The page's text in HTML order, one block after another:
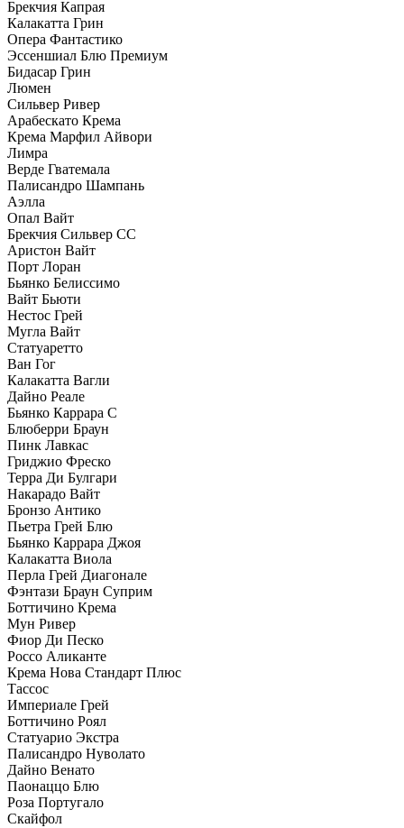
Брекчия Капрая
Калакатта Грин
Опера Фантастико
Эссеншиал Блю Премиум
Бидасар Грин
Люмен
Сильвер Ривер
Арабескато Крема
Крема Марфил Айвори
Лимра
Верде Гватемала
Палисандро Шампань
Аэлла
Опал Вайт
Брекчия Сильвер СС
Аристон Вайт
Порт Лоран
Бьянко Белиссимо
Вайт Бьюти
Нестос Грей
Мугла Вайт
Статуаретто
Ван Гог
Калакатта Вагли
Дайно Реале
Бьянко Каррара С
Блюберри Браун
Пинк Лавкас
Гриджио Фреско
Терра Ди Булгари
Накарадо Вайт
Бронзо Антико
Пьетра Грей Блю
Бьянко Каррара Джоя
Калакатта Виола
Перла Грей Диагонале
Фэнтази Браун Суприм
Боттичино Крема
Мун Ривер
Фиор Ди Песко
Россо Аликанте
Крема Нова Стандарт Плюс
Тассос
Империале Грей
Боттичино Роял
Статуарио Экстра
Палисандро Нуволато
Дайно Венато
Паонаццо Блю
Роза Португало
Скайфол